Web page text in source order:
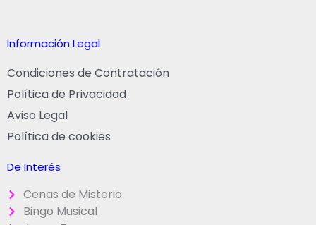
Información Legal
Condiciones de Contratación
Política de Privacidad
Aviso Legal
Política de cookies
De Interés
Cenas de Misterio
Bingo Musical